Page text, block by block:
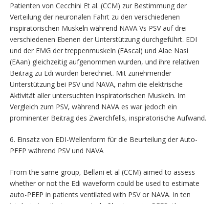
Patienten von Cecchini Et al. (CCM) zur Bestimmung der
Verteilung der neuronalen Fahrt zu den verschiedenen
inspiratorischen Muskeln während NAVA Vs PSV auf drei
verschiedenen Ebenen der Unterstützung durchgeführt. EDI
und der EMG der treppenmuskeln (EAscal) und Alae Nasi
(EAan) gleichzeitig aufgenommen wurden, und ihre relativen
Beitrag zu Edi wurden berechnet. Mit zunehmender
Unterstützung bei PSV und NAVA, nahm die elektrische
Aktivität aller untersuchten inspiratorischen Muskeln. Im
Vergleich zum PSV, während NAVA es war jedoch ein
prominenter Beitrag des Zwerchfells, inspiratorische Aufwand.
6. Einsatz von EDI-Wellenform für die Beurteilung der Auto-
PEEP während PSV und NAVA
From the same group, Bellani et al (CCM) aimed to assess
whether or not the Edi waveform could be used to estimate
auto-PEEP in patients ventilated with PSV or NAVA. In ten